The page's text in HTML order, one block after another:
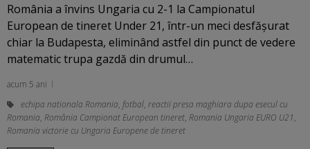
România a învins Ungaria cu 2-1 la Campionatul
European de tineret Under 21, într-un meci desfășurat
chiar la Budapesta, eliminând astfel din punct de vedere
matematic trupa gazdă din drumul…
acum 5 ani
echipa nationala Romania, fotbal, reactii presa maghiara dupa esecul cu
Romania, România Campionat European tineret, Romania Ungaria EURO U21,
Romania victorie cu Ungaria Europene de tineret